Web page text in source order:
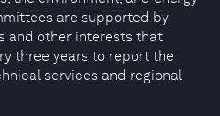
are supported by
and other interests that
three years to report the
services and regional